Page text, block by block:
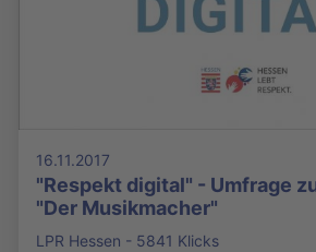
16.11.2017
"Respekt digital" - Umfrage
"Der Musikmacher"
LPR Hessen - 5841 Klicks